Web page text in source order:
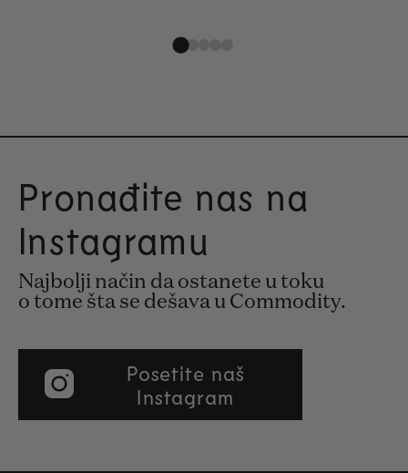
Pronađite nas na
Instagramu
Najbolji način da ostanete u toku
o tome šta se dešava u Commodity.
Posetite naš
Instagram